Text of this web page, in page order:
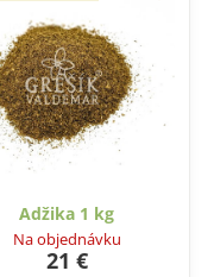
Adžika 1 kg
Na objednávku
21 €